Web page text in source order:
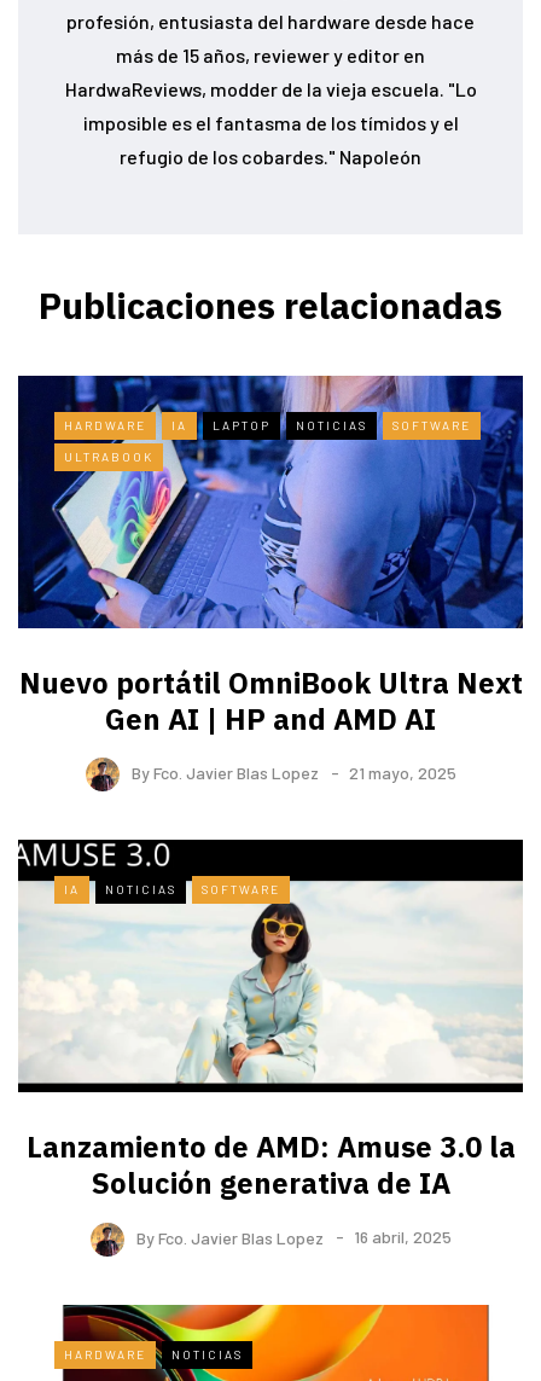
profesión, entusiasta del hardware desde hace
más de 15 años, reviewer y editor en
HardwaReviews, modder de la vieja escuela. "Lo
imposible es el fantasma de los tímidos y el
refugio de los cobardes." Napoleón
Publicaciones relacionadas
HARDWARE IA LAPTOP NOTICIAS SOFTWARE
ULTRABOOK
Nuevo portátil OmniBook Ultra ​Next
Gen AI | HP and AMD AI
ByFco. Javier Blas Lopez 21 mayo, 2025
IA NOTICIAS SOFTWARE
Lanzamiento de AMD: Amuse 3.0 la
Solución generativa de IA
ByFco. Javier Blas Lopez 16 abril, 2025
HARDWARE NOTICIAS